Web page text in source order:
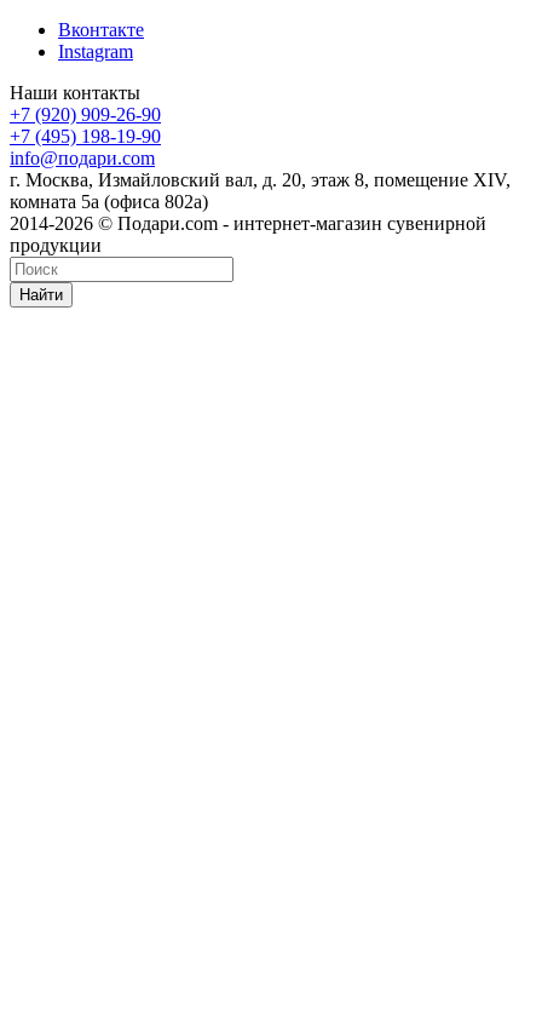
Вконтакте
Instagram
Наши контакты
+7 (920) 909-26-90
+7 (495) 198-19-90
info@подари.com
г. Москва, Измайловский вал, д. 20, этаж 8, помещение XIV,
комната 5а (офиса 802а)
2014-2026 © Подари.com - интернет-магазин сувенирной
продукции
Найти